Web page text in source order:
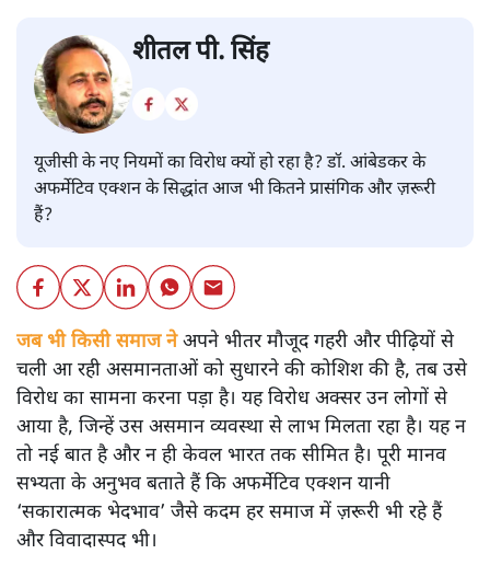
शीतल पी. सिंह
यूजीसी के नए नियमों का विरोध क्यों हो रहा है? डॉ. आंबेडकर के
अफर्मेटिव एक्शन के सिद्धांत आज भी कितने प्रासंगिक और ज़रूरी
हैं?
जब भी किसी समाज नेअपने भीतर मौजूद गहरी और पीढ़ियों से
चली आ रही असमानताओं को सुधारने की कोशिश की है, तब उसे
विरोध का सामना करना पड़ा है। यह विरोध अक्सर उन लोगों से
आया है, जिन्हें उस असमान व्यवस्था से लाभ मिलता रहा है। यह न
तो नई बात है और न ही केवल भारत तक सीमित है। पूरी मानव
सभ्यता के अनुभव बताते हैं कि अफर्मेटिव एक्शन यानी
‘सकारात्मक भेदभाव’ जैसे कदम हर समाज में ज़रूरी भी रहे हैं
और विवादास्पद भी।